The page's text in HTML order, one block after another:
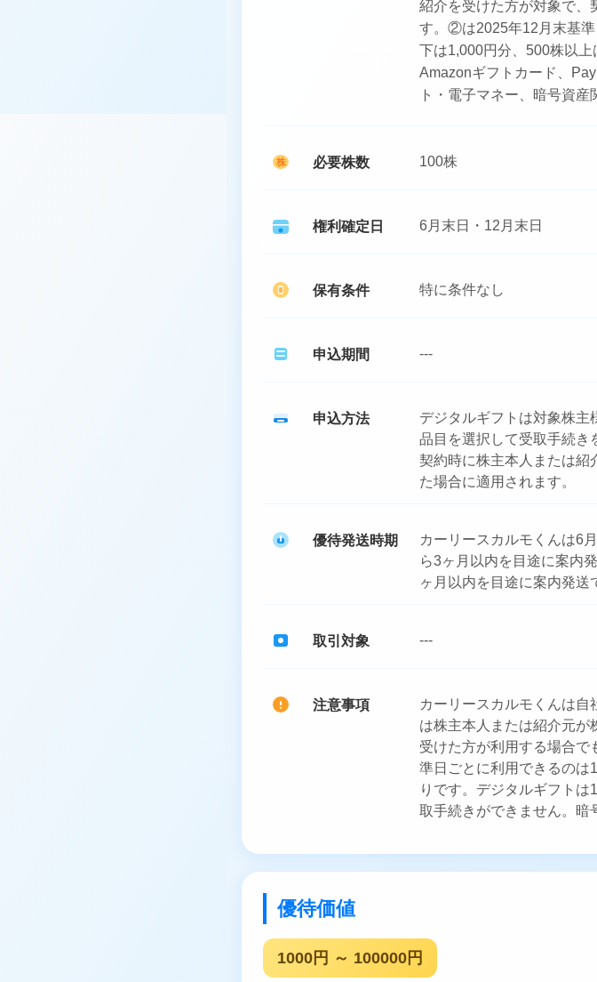
紹介を受けた方が対象で、
す。②は2025年12月末基準
下は1,000円分、500株以
Amazonギフトカード、
ト・電子マネー、暗号資産
株 必要株数 100株
権利確定日 6月末日・12月末日
保有条件 特に条件なし
申込期間 ---
申込方法
デジタルギフトは対象株主
品目を選択して受取手続き
契約時に株主本人または紹
た場合に適用されます。
優待発送時期
カーリースカルモくんは6
ら3ヶ月以内を目途に案内
ヶ月以内を目途に案内発送
取引対象 ---
注意事項
カーリースカルモくんは自
は株主本人または紹介元が
受けた方が利用する場合で
準日ごとに利用できるのは
りです。デジタルギフト
取手続きができません。暗
優待価値
1000円 ～ 100000円